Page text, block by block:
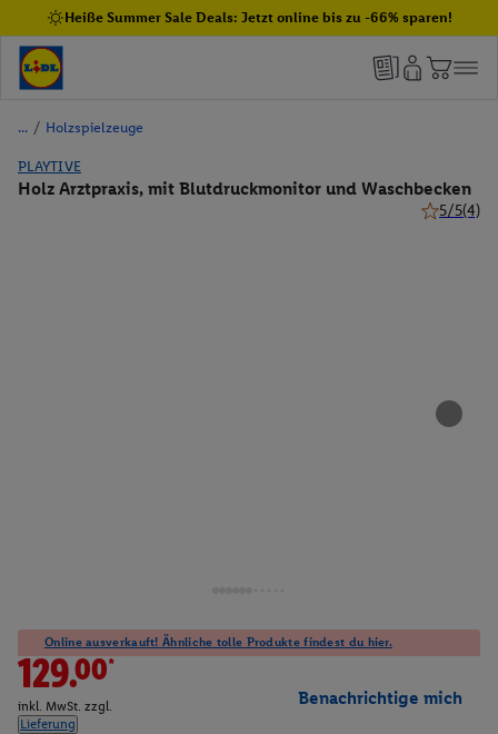
Heiße Summer Sale Deals: Jetzt online bis zu -66% sparen!
/ Holzspielzeuge
PLAYTIVE
Holz Arztpraxis, mit Blutdruckmonitor und Waschbecken
5/5(4)
Online ausverkauft! Ähnliche tolle Produkte findest du hier.
129.00*
inkl. MwSt. zzgl.
Lieferung
Benachrichtige mich